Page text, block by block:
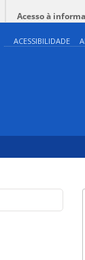
Acesso à
ACESSIBILIDADE